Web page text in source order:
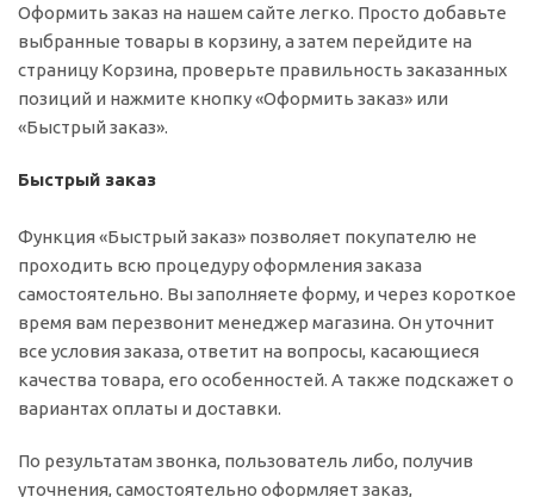
Оформить заказ на нашем сайте легко. Просто добавьте
выбранные товары в корзину, а затем перейдите на
страницу Корзина, проверьте правильность заказанных
позиций и нажмите кнопку «Оформить заказ» или
«Быстрый заказ».
Быстрый заказ
Функция «Быстрый заказ» позволяет покупателю не
проходить всю процедуру оформления заказа
самостоятельно. Вы заполняете форму, и через короткое
время вам перезвонит менеджер магазина. Он уточнит
все условия заказа, ответит на вопросы, касающиеся
качества товара, его особенностей. А также подскажет о
вариантах оплаты и доставки.
По результатам звонка, пользователь либо, получив
уточнения, самостоятельно оформляет заказ,